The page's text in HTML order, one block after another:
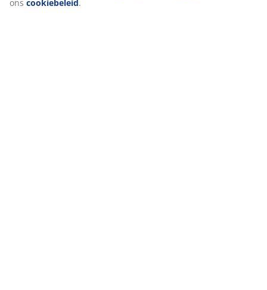
ons cookiebeleid.